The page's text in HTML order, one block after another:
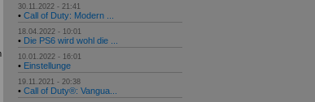
30.11.2022 - 21:41
• Call of Duty: Modern ...
18.04.2022 - 10:01
• Die PS6 wird wohl die ...
10.01.2022 - 16:01
• Einstellunge
19.11.2021 - 20:38
• Call of Duty®: Vangua...